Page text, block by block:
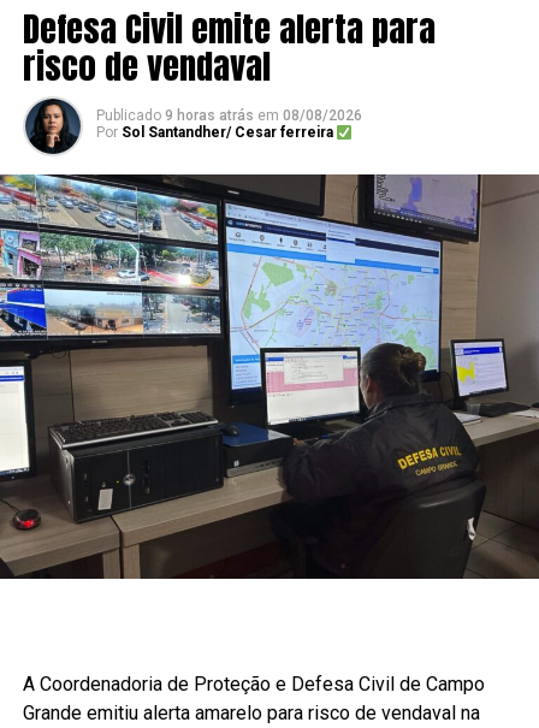
Defesa Civil emite alerta para
risco de vendaval
Publicado 9 horas atrás em 08/08/2026
Por Sol Santandher/ Cesar ferreira
A Coordenadoria de Proteção e Defesa Civil de Campo
Grande emitiu alerta amarelo para risco de vendaval na